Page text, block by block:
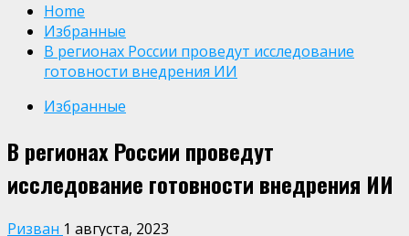
Home
Избранные
В регионах России проведут исследование
готовности внедрения ИИ
Избранные
В регионах России проведут
исследование готовности внедрения ИИ
Ризван 1 августа, 2023